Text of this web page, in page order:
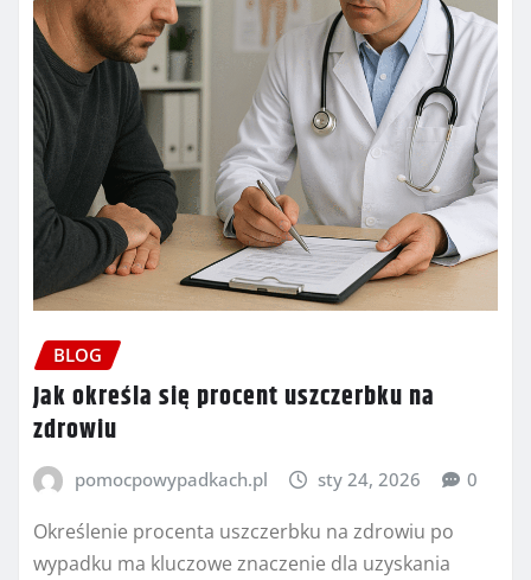
BLOG
Jak określa się procent uszczerbku na
zdrowiu
pomocpowypadkach.pl sty 24, 2026 0
Określenie procenta uszczerbku na zdrowiu po
wypadku ma kluczowe znaczenie dla uzyskania